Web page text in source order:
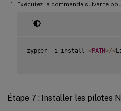
Exécutez la commande suivante
zypper - i install <PATH>/<
Étape 7 : Installer les pilotes